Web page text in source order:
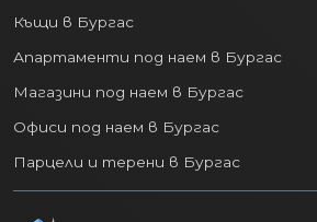
Къщи в Бургас
Апартаменти под наем в Бургас
Магазини под наем в Бургас
Офиси под наем в Бургас
Парцели и терени в Бургас